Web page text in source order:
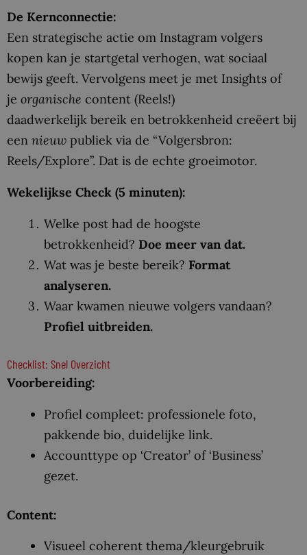
De Kernconnectie:
Een strategische actie om Instagram volgers
kopen kan je startgetal verhogen, wat sociaal
bewijs geeft. Vervolgens meet je met Insights of
je organische content (Reels!)
daadwerkelijk bereik en betrokkenheid creëert bij
een nieuw publiek via de “Volgersbron:
Reels/Explore”. Dat is de echte groeimotor.
Wekelijkse Check (5 minuten):
Welke post had de hoogste
betrokkenheid? Doe meer van dat.
Wat was je beste bereik? Format
analyseren.
Waar kwamen nieuwe volgers vandaan?
Profiel uitbreiden.
Checklist: Snel Overzicht
Voorbereiding:
Profiel compleet: professionele foto,
pakkende bio, duidelijke link.
Accounttype op ‘Creator’ of ‘Business’
gezet.
Content:
Visueel coherent thema/kleurgebruik